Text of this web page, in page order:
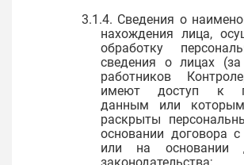
3.1.4. Сведения о
нахождения лица,
обработку
сведения о лицах
работников
имеют доступ к
данным или
раскрыты
основании договора
или на основании
законодательства;